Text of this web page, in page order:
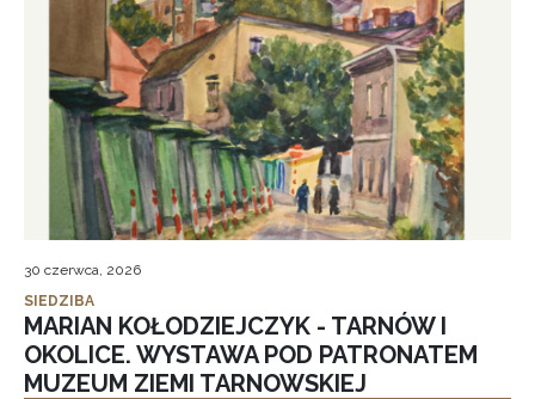
30 czerwca, 2026
SIEDZIBA
MARIAN KOŁODZIEJCZYK - TARNÓW I
OKOLICE. WYSTAWA POD PATRONATEM
MUZEUM ZIEMI TARNOWSKIEJ